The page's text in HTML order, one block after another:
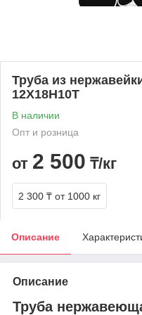
Труба из
12Х18Н10Т
В наличии
Опт и розница
от 2 500 ₸/кг
2 300 ₸ от 1000 кг
Описание
Описание
Труба